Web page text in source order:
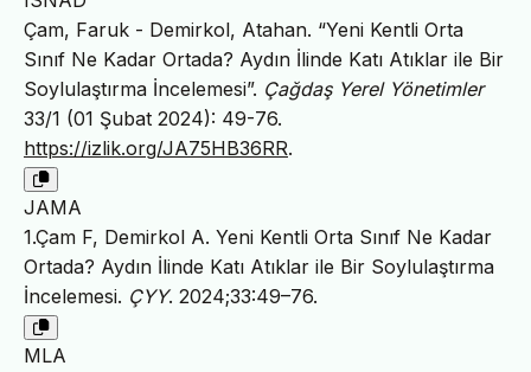
Çam, Faruk - Demirkol, Atahan. “Yeni Kentli Orta
Sınıf Ne Kadar Ortada? Aydın İlinde Katı Atıklar ile Bir
Soylulaştırma İncelemesi”. Çağdaş Yerel Yönetimler
33/1 (01 Şubat 2024): 49-76.
https://izlik.org/JA75HB36RR.
JAMA
1.Çam F, Demirkol A. Yeni Kentli Orta Sınıf Ne Kadar
Ortada? Aydın İlinde Katı Atıklar ile Bir Soylulaştırma
İncelemesi. ÇYY. 2024;33:49–76.
MLA